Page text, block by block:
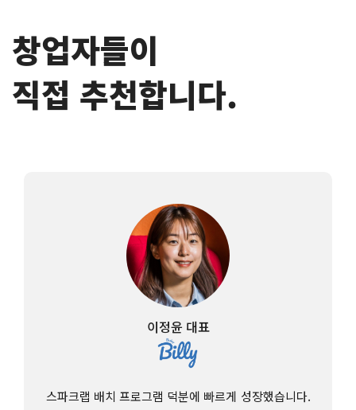
창업자들이
직접 추천합니다.
이정윤 대표
스파크랩 배치 프로그램 덕분에 빠르게 성장했습니다.